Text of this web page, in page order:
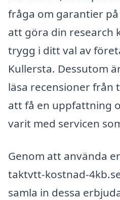
fråga om garantier
att göra din research
trygg i ditt val av
Kullersta. Dessutom
läsa recensioner
att få en uppfattning
varit med servicen
Genom att använda
taktvtt-kostnad-
samla in dessa